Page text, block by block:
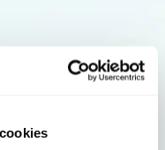
acties en tips